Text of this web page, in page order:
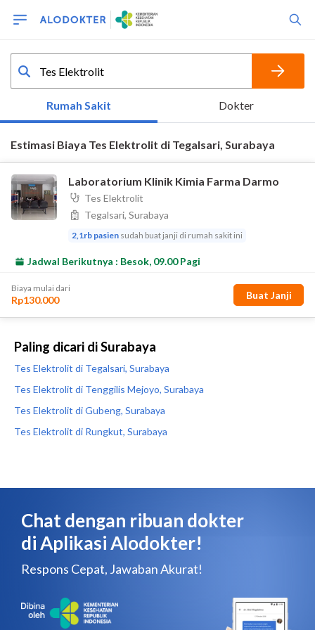
Paling dicari di Surabaya
Tes Elektrolit di Tegalsari, Surabaya
Tes Elektrolit di Tenggilis Mejoyo, Surabaya
Tes Elektrolit di Gubeng, Surabaya
Tes Elektrolit di Rungkut, Surabaya